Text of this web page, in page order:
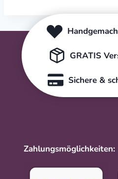
GRATIS
Sichere &
Zahlungsmöglichkeiten: